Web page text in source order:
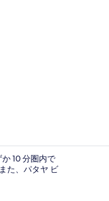
1 Bed Room Suite
10 分圏内で
た、パタヤ ビ